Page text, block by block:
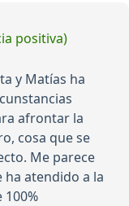
positiva)
y Matías ha
afrontar la
cosa que se
Me parece
ha atendido a la